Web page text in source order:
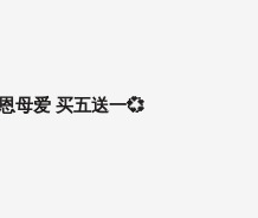
母爱 买五送一💞